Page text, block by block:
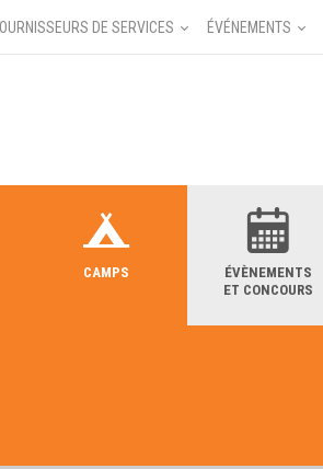
DE SERVICES ÉVÉNEMENTS
CAMPS
ÉVÈNEMENTS
ET CONCOURS